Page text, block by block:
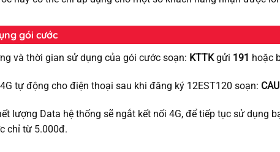
gói cước
và thời gian sử dụng của gói cước soạn: KTTKgửi 191 hoặc
tự động cho điện thoại sau khi đăng ký 12EST120 soạn:
lượng Data hệ thống sẽ ngắt kết nối 4G, để tiếp tục sử dụng
chỉ từ 5.000đ.